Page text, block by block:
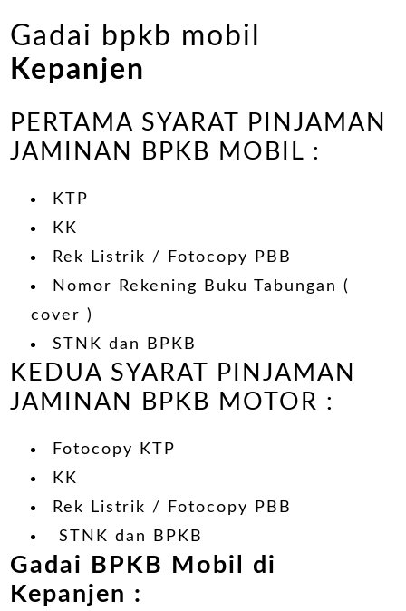
Gadai bpkb mobil
Kepanjen
PERTAMA SYARAT PINJAMAN
JAMINAN BPKB MOBIL :
KTP
KK
Rek Listrik / Fotocopy PBB
Nomor Rekening Buku Tabungan (
cover )
STNK dan BPKB
KEDUA SYARAT PINJAMAN
JAMINAN BPKB MOTOR :
Fotocopy KTP
KK
Rek Listrik / Fotocopy PBB
STNK dan BPKB
Gadai BPKB Mobil di
Kepanjen :